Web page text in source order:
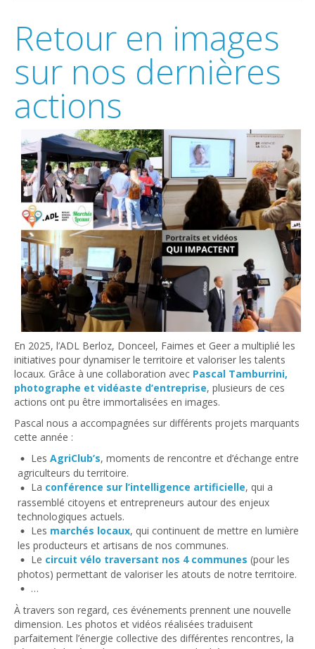
Retour en images
sur nos dernières
actions
En 2025, l’ADL Berloz, Donceel, Faimes et Geer a multiplié les
initiatives pour dynamiser le territoire et valoriser les talents
locaux. Grâce à une collaboration avec Pascal Tamburrini,
photographe et vidéaste d’entreprise, plusieurs de ces
actions ont pu être immortalisées en images.
Pascal nous a accompagnées sur différents projets marquants
cette année :
Les AgriClub’s, moments de rencontre et d’échange entre
agriculteurs du territoire.
La conférence sur l’intelligence artificielle, qui a
rassemblé citoyens et entrepreneurs autour des enjeux
technologiques actuels.
Les marchés locaux, qui continuent de mettre en lumière
les producteurs et artisans de nos communes.
Le circuit vélo traversant nos 4 communes (pour les
photos) permettant de valoriser les atouts de notre territoire.
…
À travers son regard, ces événements prennent une nouvelle
dimension. Les photos et vidéos réalisées traduisent
parfaitement l’énergie collective des différentes rencontres, la